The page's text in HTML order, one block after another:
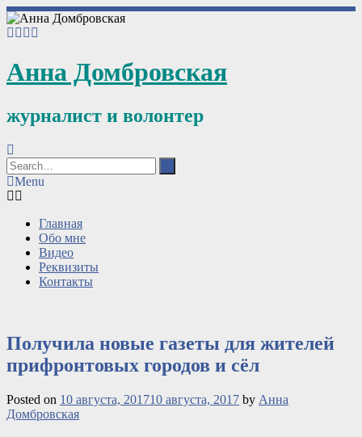
Анна Домбровская
журналист и волонтер
Menu
Главная
Обо мне
Видео
Реквизиты
Контакты
Получила новые газеты для жителей
прифронтовых городов и сёл
Posted on 10 августа, 201710 августа, 2017 by Анна
Домбровская